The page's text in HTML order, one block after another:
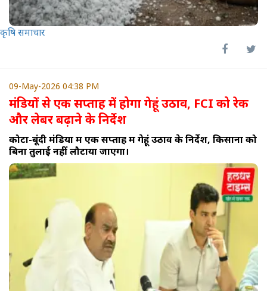
कृषि समाचार
09-May-2026 04:38 PM
मंडियों से एक सप्ताह में होगा गेहूं उठाव, FCI को रेक
और लेबर बढ़ाने के निर्देश
कोटा-बूंदी मंडियों में एक सप्ताह में गेहूं उठाव के निर्देश, किसानों को
बिना तुलाई नहीं लौटाया जाएगा।